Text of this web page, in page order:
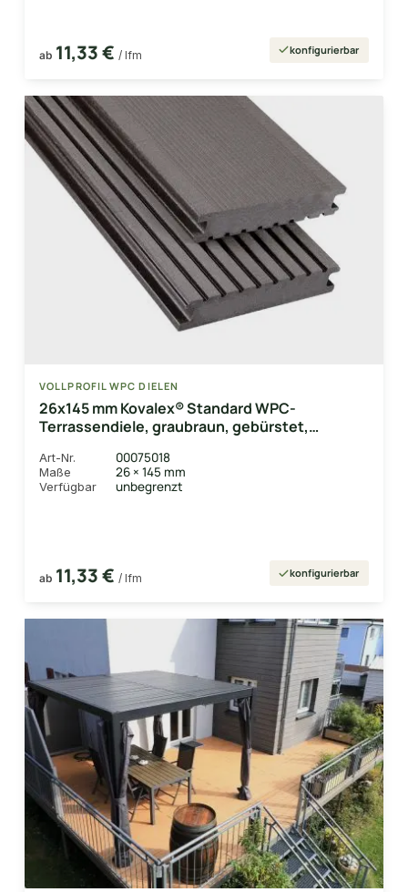
ab 11,33 € / lfm konfigurierbar
VOLLPROFIL WPC DIELEN
26x145 mm Kovalex® Standard WPC-
Terrassendiele, graubraun, gebürstet,
grob/fein
Art-Nr. 00075018
Maße 26 × 145 mm
Verfügbar unbegrenzt
ab 11,33 € / lfm konfigurierbar